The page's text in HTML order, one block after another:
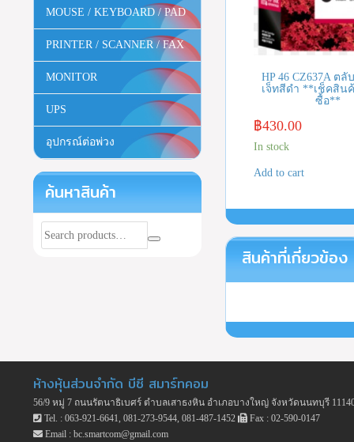
HP 46 CZ637A ตลั
เจ็ทสีดำ **เช็คสิน
ซื้อ**
฿430.00
In stock
Add to cart
สินค้าที่เกี่ยวข้อง
MOUSE / KEYBOARD / PAD
PRINTER / SCANNER / FAX
MONITOR
UPS
อุปกรณ์ต่อพ่วง
ค้นหาสินค้า
ห้างหุ้นส่วนจำกัด บีซี สมาร์ทคอม
56/9 หมู่ 7 ถนนรัตนาธิเบศร์ ตำบลเสาธงหิน อำเภอบางใหญ่ จังหวัดนนทบุรี
Tel. : 063-921-6641, 081-273-9544, 081-487-1452
Fax : 02-590-0147
Email : bc.smartcom@gmail.com